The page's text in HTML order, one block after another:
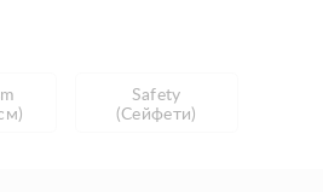
Safety
(Сейфети)